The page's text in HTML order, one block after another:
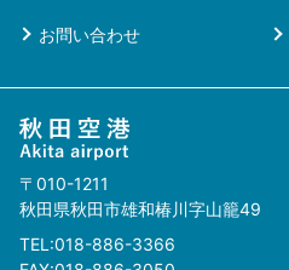
お問い合わせ
〒010-1211
秋田県秋田市雄和椿川字山籠49
TEL:018-886-3366